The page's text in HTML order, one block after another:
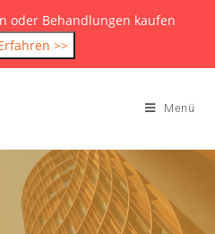
oder Behandlungen kaufen
>>
Menü